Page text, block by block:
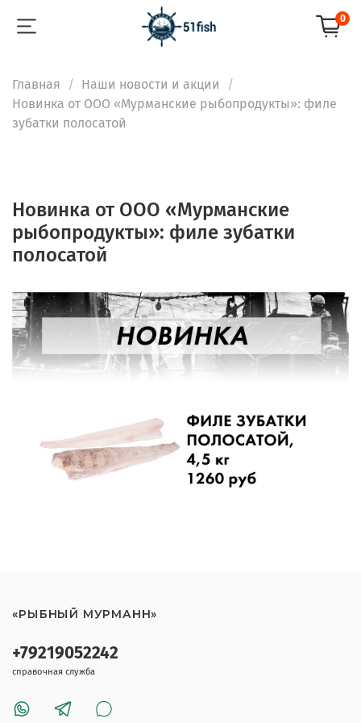
0
Главная
Наши новости и акции
Новинка от ООО «Мурманские рыбопродукты»: филе
зубатки полосатой
Новинка от ООО «Мурманские
рыбопродукты»: филе зубатки
полосатой
+79219052242
справочная служба
«РЫБНЫЙ МУРМАНН»